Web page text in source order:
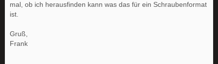
mal, ob ich herausfinden kann was das für ein Schraubenformat
ist.
Gruß,
Frank